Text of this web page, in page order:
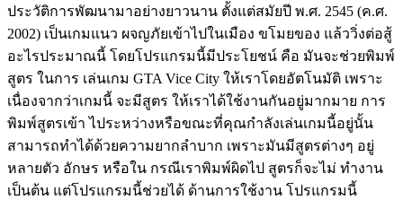
ประวัติการพัฒนามาอย่างยาวนาน ตั้งแต่สมัยปี พ.ศ. 2545 (ค.ศ.
2002) เป็นเกมแนว ผจญภัยเข้าไปในเมือง ขโมยของ แล้ววิ่งต่อสู้
อะไรประมาณนี้ โดยโปรแกรมนี้มีประโยชน์ คือ มันจะช่วยพิมพ์
สูตร ในการ เล่นเกม GTA Vice City ให้เราโดยอัตโนมัติ เพราะ
เนื่องจากว่าเกมนี้ จะมีสูตร ให้เราได้ใช้งานกันอยู่มากมาย การ
พิมพ์สูตรเข้า ไประหว่างหรือขณะที่คุณกำลังเล่นเกมนี้อยู่นั้น
สามารถทำได้ด้วยความยากลำบาก เพราะมันมีสูตรต่างๆ อยู่
หลายตัว อักษร หรือใน กรณีเราพิมพ์ผิดไป สูตรก็จะไม่ ทำงาน
เป็นต้น แต่โปรแกรมนี้ช่วยได้ ด้านการใช้งาน โปรแกรมนี้